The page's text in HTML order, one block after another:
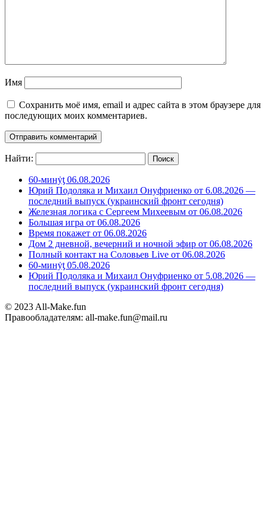
Имя
Сохранить моё имя, email и адрес сайта в этом браузере для
последующих моих комментариев.
Найти:
60-минẏƫ 06.08.2026
Юрий Подоляка и Михаил Онуфриенко от 6.08.2026 —
последний выпуск (украинский фронт сегодня)
Железная логика с Сергеем Михеевым от 06.08.2026
Большая игра от 06.08.2026
Время покажет от 06.08.2026
Дом 2 дневной, вечерний и ночной эфир от 06.08.2026
Полный контакт на Соловьев Live от 06.08.2026
60-минẏƫ 05.08.2026
Юрий Подоляка и Михаил Онуфриенко от 5.08.2026 —
последний выпуск (украинский фронт сегодня)
© 2023 All-Make.fun
Правообладателям: all-make.fun@mail.ru